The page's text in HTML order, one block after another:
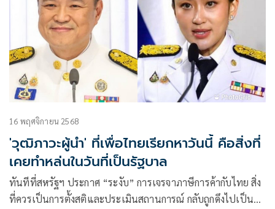
16 พฤศจิกายน 2568
'วุฒิภาวะผู้นำ' ที่เพื่อไทยเรียกหาวันนี้ คือสิ่งที่
เคยทำหล่นในวันที่เป็นรัฐบาล
ทันทีที่สหรัฐฯ ประกาศ “ระงับ” การเจรจาภาษีการค้ากับไทย สิ่ง
ที่ควรเป็นการตั้งสติและประเมินสถานการณ์ กลับถูกดึงไปเป็น